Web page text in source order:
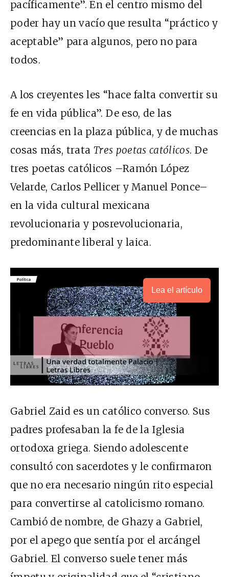
pacíficamente”. En el centro mismo del
poder hay un vacío que resulta “práctico y
aceptable” para algunos, pero no para
todos.
A los creyentes les “hace falta convertir su
fe en vida pública”. De eso, de las
creencias en la plaza pública, y de muchas
cosas más, trata Tres poetas católicos. De
tres poetas católicos –Ramón López
Velarde, Carlos Pellicer y Manuel Ponce–
en la vida cultural mexicana
revolucionaria y posrevolucionaria,
predominante liberal y laica.
Lea el artículo
Gabriel Zaid es un católico converso. Sus
padres profesaban la fe de la Iglesia
ortodoxa griega. Siendo adolescente
consultó con sacerdotes y le confirmaron
que no era necesario ningún rito especial
para convertirse al catolicismo romano.
Cambió de nombre, de Ghazy a Gabriel,
por el apego que sentía por el arcángel
Gabriel. El converso suele tener más